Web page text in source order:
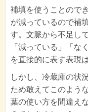
補填を使うことので
が減っているので補
す。文脈から不足し
「減っている」「な
を直接的に表す表現
しかし、冷蔵庫の状
ため敢えてこのよう
葉の使い方を間違え